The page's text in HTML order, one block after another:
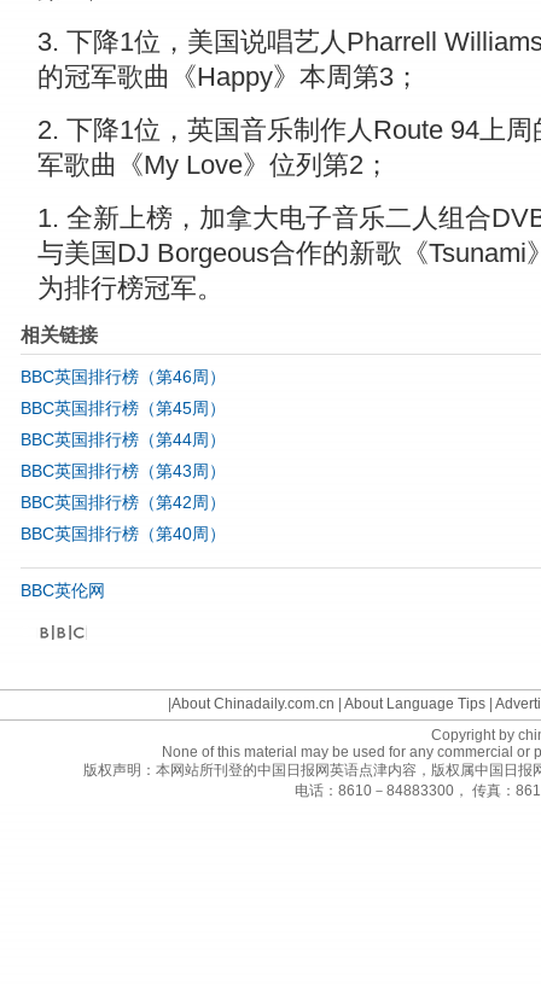
3. 下降1位，美国说唱艺人Pharrell
的冠军歌曲《Happy》本周第3；
2. 下降1位，英国音乐制作人Route 94上周
军歌曲《My Love》位列第2；
1. 全新上榜，加拿大电子音乐二人组合
与美国DJ Borgeous合作的新歌《Tsunami
为排行榜冠军。
相关链接
BBC英国排行榜（第46周）
BBC英国排行榜（第45周）
BBC英国排行榜（第44周）
BBC英国排行榜（第43周）
BBC英国排行榜（第42周）
BBC英国排行榜（第40周）
BBC英伦网